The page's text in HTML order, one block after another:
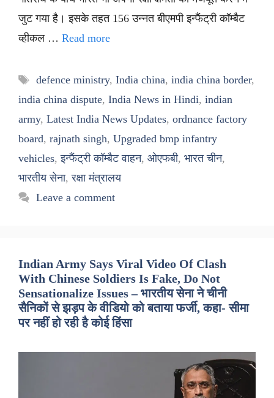
जुट गया है। इसके तहत 156 उन्नत बीएमपी इन्फैंट्री कॉम्बैट
व्हीकल … Read more
Tags
defence ministry, India china, india china border,
india china dispute, India News in Hindi, indian
army, Latest India News Updates, ordnance factory
board, rajnath singh, Upgraded bmp infantry
vehicles,इन्फैंट्री कॉम्बैट वाहन, ओएफबी, भारत चीन,
भारतीय सेना,रक्षा मंत्रालय
Leave a comment
Indian Army Says Viral Video Of Clash
With Chinese Soldiers Is Fake, Do Not
Sensationalize Issues – भारतीय सेना ने चीनी
सैनिकों से झड़प के वीडियो को बताया फर्जी, कहा- सीमा
पर नहीं हो रही है कोई हिंसा